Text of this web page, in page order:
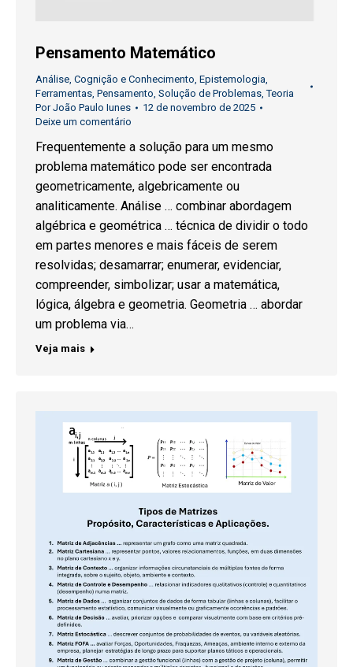
Pensamento Matemático
Análise, Cognição e Conhecimento, Epistemologia,
Ferramentas, Pensamento, Solução de Problemas,Teoria
PorJoão Paulo Iunes
12 de novembro de 2025
Deixe um comentário
Frequentemente a solução para um mesmo
problema matemático pode ser encontrada
geometricamente, algebricamente ou
analiticamente. Análise … combinar abordagem
algébrica e geométrica … técnica de dividir o todo
em partes menores e mais fáceis de serem
resolvidas; desamarrar; enumerar, evidenciar,
compreender, simbolizar; usar a matemática,
lógica, álgebra e geometria. Geometria … abordar
um problema via…
Veja mais